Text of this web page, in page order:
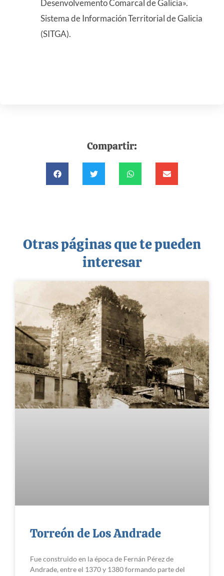
Desenvolvemento Comarcal de Galicia».
Sistema de Información Territorial de Galicia
(SITGA).
Compartir:
Otras páginas que te pueden
interesar
Torreón de Los Andrade
Fue construido en la época de Fernán Pérez de
Andrade, entre el 1370 y 1380 formando parte del